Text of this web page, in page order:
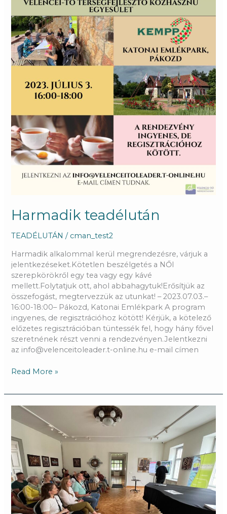
Harmadik teadélután
TEADÉLUTÁN / cman_test2
Harmadik alkalommal kerül megrendezésre, várjuk a
jelentkezéseket.Kötetlen beszélgetés a NŐI
szerepkörökről egy tea vagy egy kávé
mellett.Folytatjuk ott, ahol abbahagytuk!Erősítjük az
összefogást, megtervezzük az utunkat! – 2023.07.03.–
16:00-18:00– Pákozd, Katonai Emlékpark A program
ingyenes, de regisztrációhoz kötött! Kérjük, a kötelező
előzetes regisztrációban tüntessék fel, hogy hány fővel
szeretnének részt venni a rendezvényen.Jelentkezni
az info@velenceitoleader.t-online.hu e-mail címen
Read More »
Vendégeink
érkeztek